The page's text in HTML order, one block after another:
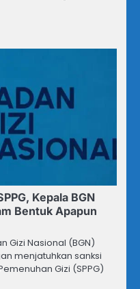
Kepala BGN
Bentuk Apapun
Gizi Nasional (BGN)
menjatuhkan sanksi
Gizi (SPPG)